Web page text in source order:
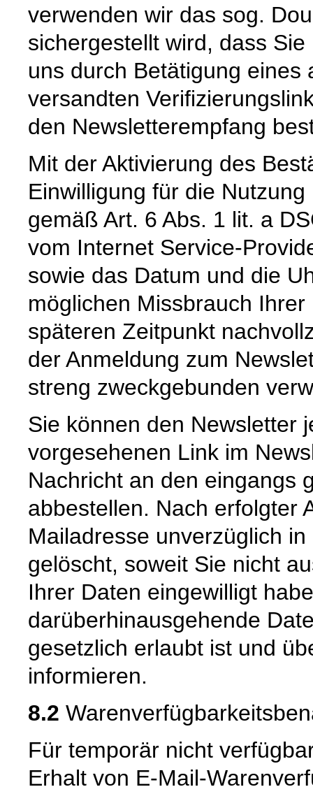
verwenden wir das sog.
sichergestellt wird, dass
uns durch Betätigung
versandten
den Newsletterempfang
Mit der Aktivierung des
Einwilligung für die
gemäß Art. 6 Abs. 1 lit. a
vom Internet Service-
sowie das Datum und die
möglichen Missbrauch
späteren Zeitpunkt
der Anmeldung zum
streng zweckgebunden
Sie können den Newsletter
vorgesehenen Link im
Nachricht an den eingangs
abbestellen. Nach erfolgter
Mailadresse unverzüglich
gelöscht, soweit Sie nicht
Ihrer Daten eingewilligt
darüberhinausgehende
gesetzlich erlaubt ist und
informieren.
8.2
Für temporär nicht
Erhalt von E-Mail-